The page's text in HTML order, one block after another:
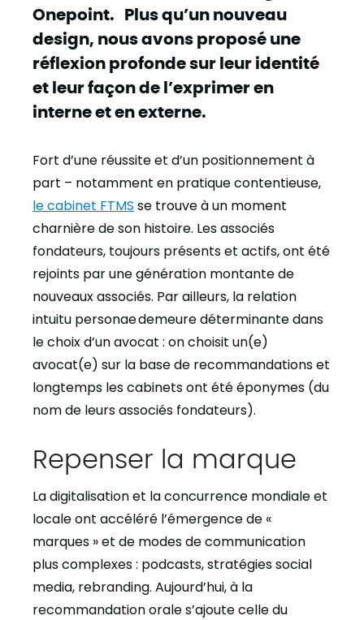
Onepoint. Plus qu’un nouveau
design, nous avons proposé une
réflexion profonde sur leur identité
et leur façon de l’exprimer en
interne et en externe.
Fort d’une réussite et d’un positionnement à
part – notamment en pratique contentieuse,
le cabinet FTMS se trouve à un moment
charnière de son histoire. Les associés
fondateurs, toujours présents et actifs, ont été
rejoints par une génération montante de
nouveaux associés. Par ailleurs, la relation
intuitu personae demeure déterminante dans
le choix d’un avocat : on choisit un(e)
avocat(e) sur la base de recommandations et
longtemps les cabinets ont été éponymes (du
nom de leurs associés fondateurs).
Repenser la marque
La digitalisation et la concurrence mondiale et
locale ont accéléré l’émergence de «
marques » et de modes de communication
plus complexes : podcasts, stratégies social
media, rebranding. Aujourd’hui, à la
recommandation orale s’ajoute celle du